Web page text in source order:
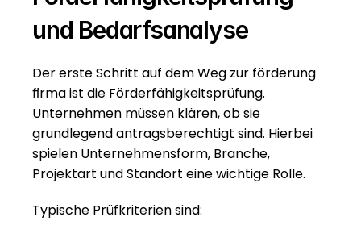
und Bedarfsanalyse
Der erste Schritt auf dem Weg zur förderung
firma ist die Förderfähigkeitsprüfung.
Unternehmen müssen klären, ob sie
grundlegend antragsberechtigt sind. Hierbei
spielen Unternehmensform, Branche,
Projektart und Standort eine wichtige Rolle.
Typische Prüfkriterien sind: